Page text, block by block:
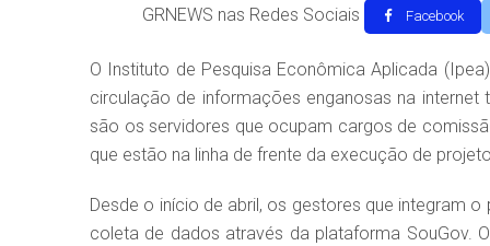
GRNEWS nas Redes Sociais Facebook
O Instituto de Pesquisa Econômica Aplicada
circulação de informações enganosas na
são os servidores que ocupam cargos de
que estão na linha de frente da execução de
Desde o início de abril, os gestores que integram
coleta de dados através da plataforma SouGov.